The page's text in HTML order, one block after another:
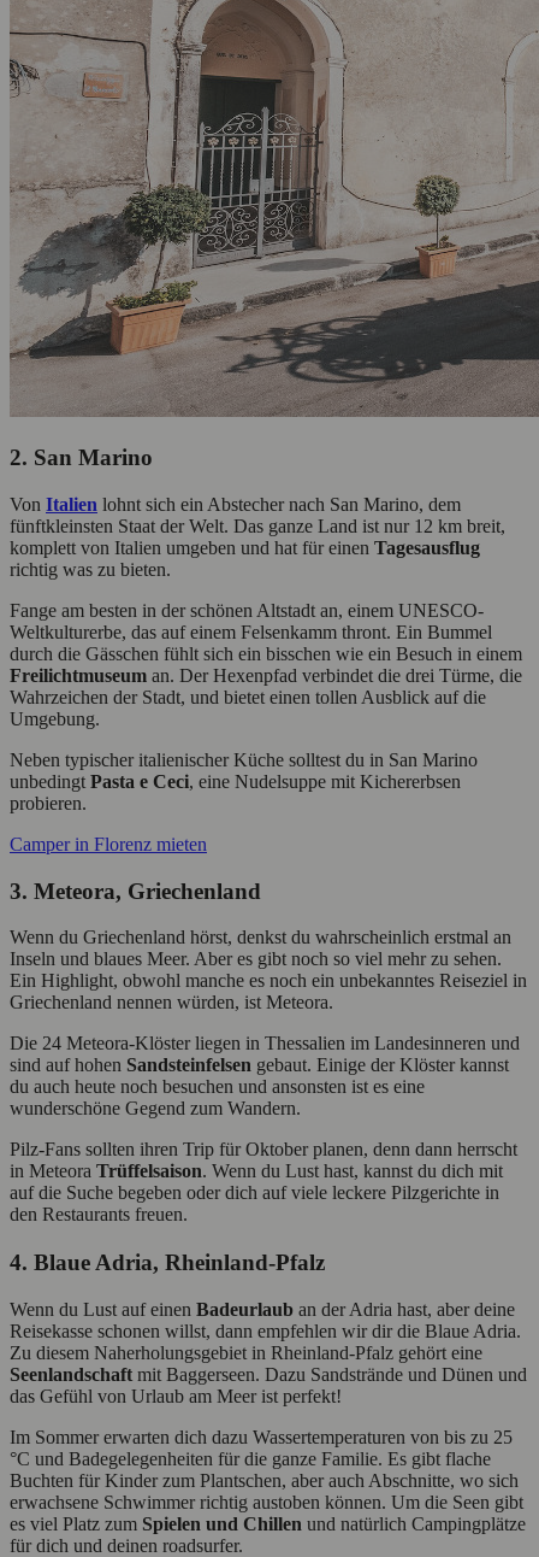
2. San Marino
Von Italien lohnt sich ein Abstecher nach San Marino, dem
fünftkleinsten Staat der Welt. Das ganze Land ist nur 12 km breit,
komplett von Italien umgeben und hat für einen Tagesausflug
richtig was zu bieten.
Fange am besten in der schönen Altstadt an, einem UNESCO-
Weltkulturerbe, das auf einem Felsenkamm thront. Ein Bummel
durch die Gässchen fühlt sich ein bisschen wie ein Besuch in einem
Freilichtmuseum an. Der Hexenpfad verbindet die drei Türme, die
Wahrzeichen der Stadt, und bietet einen tollen Ausblick auf die
Umgebung.
Neben typischer italienischer Küche solltest du in San Marino
unbedingt Pasta e Ceci, eine Nudelsuppe mit Kichererbsen
probieren.
Camper in Florenz mieten
3. Meteora, Griechenland
Wenn du Griechenland hörst, denkst du wahrscheinlich erstmal an
Inseln und blaues Meer. Aber es gibt noch so viel mehr zu sehen.
Ein Highlight, obwohl manche es noch ein unbekanntes Reiseziel in
Griechenland nennen würden, ist Meteora.
Die 24 Meteora-Klöster liegen in Thessalien im Landesinneren und
sind auf hohen Sandsteinfelsen gebaut. Einige der Klöster kannst
du auch heute noch besuchen und ansonsten ist es eine
wunderschöne Gegend zum Wandern.
Pilz-Fans sollten ihren Trip für Oktober planen, denn dann herrscht
in Meteora Trüffelsaison. Wenn du Lust hast, kannst du dich mit
auf die Suche begeben oder dich auf viele leckere Pilzgerichte in
den Restaurants freuen.
4. Blaue Adria, Rheinland-Pfalz
Wenn du Lust auf einen Badeurlaub an der Adria hast, aber deine
Reisekasse schonen willst, dann empfehlen wir dir die Blaue Adria.
Zu diesem Naherholungsgebiet in Rheinland-Pfalz gehört eine
Seenlandschaft mit Baggerseen. Dazu Sandstrände und Dünen und
das Gefühl von Urlaub am Meer ist perfekt!
Im Sommer erwarten dich dazu Wassertemperaturen von bis zu 25
°C und Badegelegenheiten für die ganze Familie. Es gibt flache
Buchten für Kinder zum Plantschen, aber auch Abschnitte, wo sich
erwachsene Schwimmer richtig austoben können. Um die Seen gibt
es viel Platz zum Spielen und Chillen und natürlich Campingplätze
für dich und deinen roadsurfer.